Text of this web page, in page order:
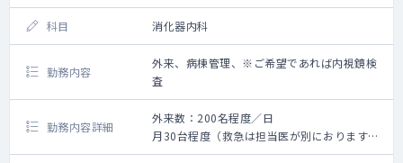
科目 消化器内科
勤務内容
外来、病棟管理、※ご希望であれば内視鏡検
査
勤務内容詳細
外来数：200名程度／日
月30台程度（救急は担当医が別におりますの
で、救急対応免除も可能です）